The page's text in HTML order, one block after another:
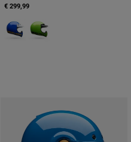
Schwarz.
€ 299,99
Product swatch type of Blau.
Product swatch type of